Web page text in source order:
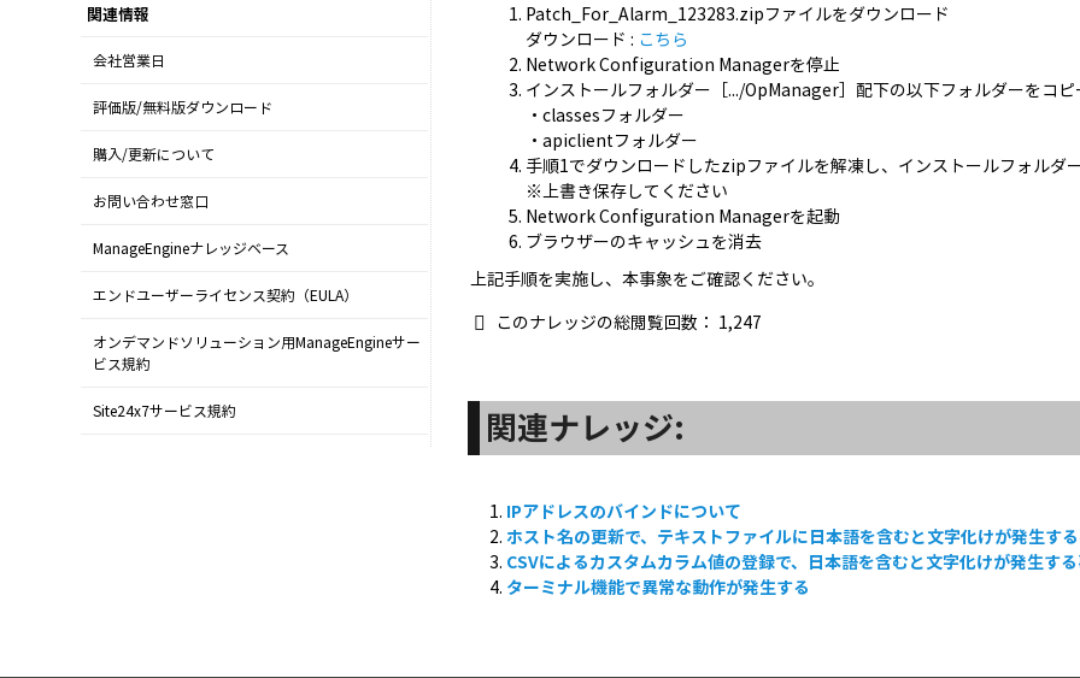
関連情報
会社営業日
評価版/無料版ダウンロード
購入/更新について
お問い合わせ窓口
ManageEngineナレッジベース
エンドユーザーライセンス契約（EULA）
オンデマンドソリューション用ManageEngineサー
ビス規約
Site24x7サービス規約
Patch_For_Alarm_123283.zipファイルをダウンロード
ダウンロード : こちら
Network Configuration Managerを停止
インストールフォルダー［.../OpManager］配下の以下フォルダーをコピ
・classesフォルダー
・apiclientフォルダー
手順1でダウンロードしたzipファイルを解凍し、インストールフォルダ
※上書き保存してください
Network Configuration Managerを起動
ブラウザーのキャッシュを消去
上記手順を実施し、本事象をご確認ください。
このナレッジの総閲覧回数： 1,247
関連ナレッジ:
IPアドレスのバインドについて
ホスト名の更新で、テキストファイルに日本語を含むと文字化けが発生す
CSVによるカスタムカラム値の登録で、日本語を含むと文字化けが発生す
ターミナル機能で異常な動作が発生する